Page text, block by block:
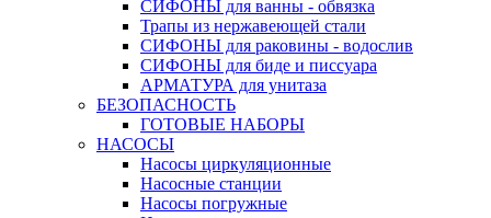
СИФОНЫ для ванны - обвязка
Трапы из нержавеющей стали
СИФОНЫ для раковины - водослив
СИФОНЫ для биде и писсуара
АРМАТУРА для унитаза
БЕЗОПАСНОСТЬ
ГОТОВЫЕ НАБОРЫ
НАСОСЫ
Насосы циркуляционные
Насосные станции
Насосы погружные